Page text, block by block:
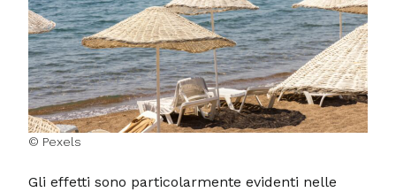
© Pexels
Gli effetti sono particolarmente evidenti nelle